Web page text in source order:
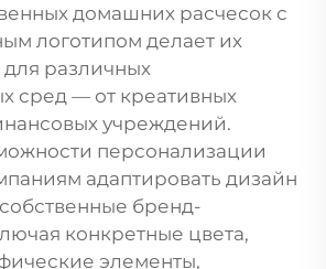
домашних расчесок с
логотипом делает их
различных
сред — от креативных
учреждений.
персонализации
адаптировать дизайн
бренд-
конкретные цвета,
элементы,